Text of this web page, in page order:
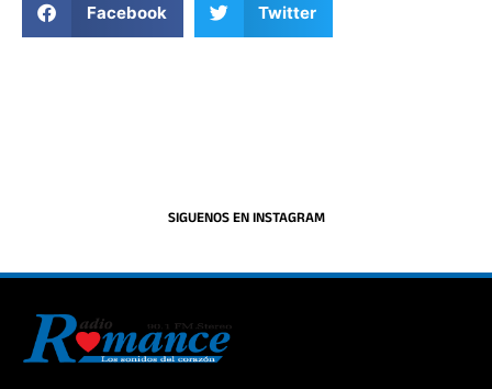
Facebook Twitter
SIGUENOS EN INSTAGRAM